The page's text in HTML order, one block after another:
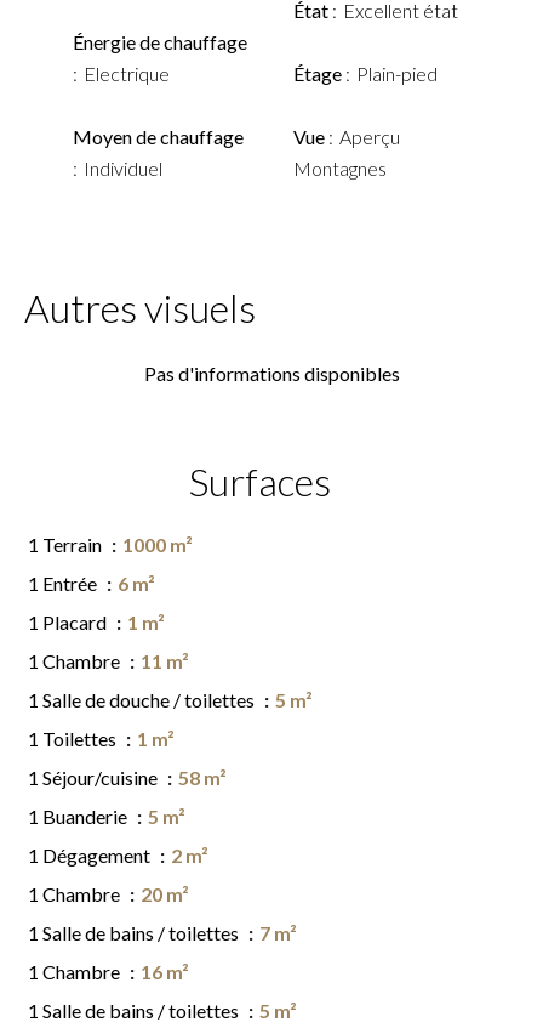
Énergie de chauffage
Electrique
Moyen de chauffage
Individuel
État Excellent état
Étage Plain-pied
Vue
Aperçu
Montagnes
Autres visuels
Pas d'informations disponibles
Surfaces
1 Terrain
1000 m²
1 Entrée
6 m²
1 Placard
1 m²
1 Chambre
11 m²
1 Salle de douche / toilettes
5 m²
1 Toilettes
1 m²
1 Séjour/cuisine
58 m²
1 Buanderie
5 m²
1 Dégagement
2 m²
1 Chambre
20 m²
1 Salle de bains / toilettes
7 m²
1 Chambre
16 m²
1 Salle de bains / toilettes
5 m²